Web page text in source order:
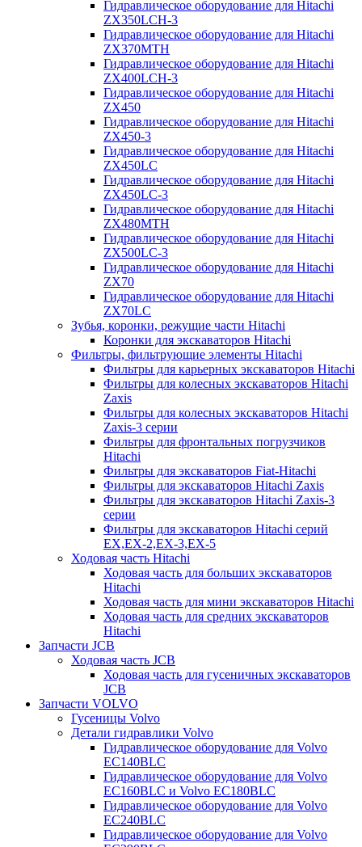
Гидравлическое оборудование для Hitachi
ZX350LCH-3
Гидравлическое оборудование для Hitachi
ZX370MTH
Гидравлическое оборудование для Hitachi
ZX400LCH-3
Гидравлическое оборудование для Hitachi
ZX450
Гидравлическое оборудование для Hitachi
ZX450-3
Гидравлическое оборудование для Hitachi
ZX450LC
Гидравлическое оборудование для Hitachi
ZX450LC-3
Гидравлическое оборудование для Hitachi
ZX480MTH
Гидравлическое оборудование для Hitachi
ZX500LC-3
Гидравлическое оборудование для Hitachi
ZX70
Гидравлическое оборудование для Hitachi
ZX70LC
Зубья, коронки, режущие части Hitachi
Коронки для экскаваторов Hitachi
Фильтры, фильтрующие элементы Hitachi
Фильтры для карьерных экскаваторов Hitachi
Фильтры для колесных экскаваторов Hitachi
Zaxis
Фильтры для колесных экскаваторов Hitachi
Zaxis-3 серии
Фильтры для фронтальных погрузчиков
Hitachi
Фильтры для экскаваторов Fiat-Hitachi
Фильтры для экскаваторов Hitachi Zaxis
Фильтры для экскаваторов Hitachi Zaxis-3
серии
Фильтры для экскаваторов Hitachi серий
EX,EX-2,EX-3,EX-5
Ходовая часть Hitachi
Ходовая часть для больших экскаваторов
Hitachi
Ходовая часть для мини экскаваторов Hitachi
Ходовая часть для средних экскаваторов
Hitachi
Запчасти JCB
Ходовая часть JCB
Ходовая часть для гусеничных экскаваторов
JCB
Запчасти VOLVO
Гусеницы Volvo
Детали гидравлики Volvo
Гидравлическое оборудование для Volvo
EC140BLC
Гидравлическое оборудование для Volvo
EC160BLC и Volvo EC180BLC
Гидравлическое оборудование для Volvo
EC240BLC
Гидравлическое оборудование для Volvo